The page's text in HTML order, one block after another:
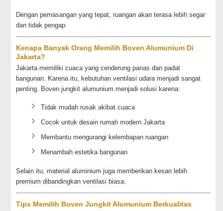
Dengan pemasangan yang tepat, ruangan akan terasa lebih segar
dan tidak pengap.
Kenapa Banyak Orang Memilih Boven Alumunium Di
Jakarta?
Jakarta memiliki cuaca yang cenderung panas dan padat
bangunan. Karena itu, kebutuhan ventilasi udara menjadi sangat
penting. Boven jungkit alumunium menjadi solusi karena:
Tidak mudah rusak akibat cuaca
Cocok untuk desain rumah modern Jakarta
Membantu mengurangi kelembapan ruangan
Menambah estetika bangunan
Selain itu, material aluminium juga memberikan kesan lebih
premium dibandingkan ventilasi biasa.
Tips Memilih Boven Jungkit Alumunium Berkualitas